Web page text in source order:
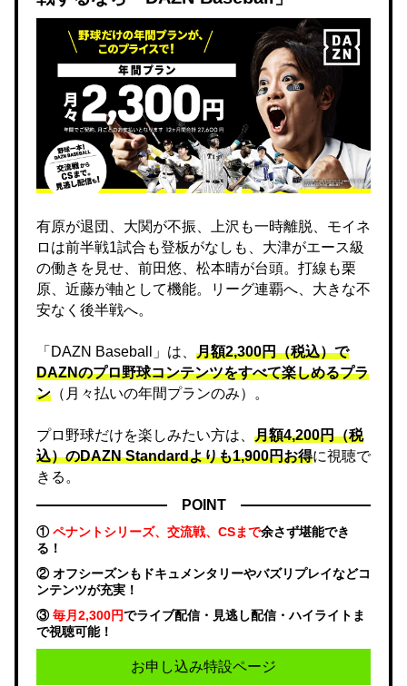
有原が退団、大関が不振、上沢も一時離脱、モイネ
ロは前半戦1試合も登板がなしも、大津がエース級
の働きを見せ、前田悠、松本晴が台頭。打線も栗
原、近藤が軸として機能。リーグ連覇へ、大きな不
安なく後半戦へ。
「DAZN Baseball」は、 月額2,300円（税込）で
DAZNのプロ野球コンテンツをすべて楽しめるプラ
ン （月々払いの年間プランのみ）。
プロ野球だけを楽しみたい方は、 月額4,200円（税
込）のDAZN Standard​よりも1,900円お得に視聴で
きる。
POINT
①ペナントシリーズ、交流戦、CSまで余さず堪能でき
る！
② オフシーズンもドキュメンタリーやバズリプレイなどコ
ンテンツが充実！
③毎月2,300円でライブ配信・見逃し配信・ハイライトま
で視聴可能！
お申し込み特設ページ